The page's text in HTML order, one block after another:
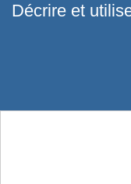
Décrire et